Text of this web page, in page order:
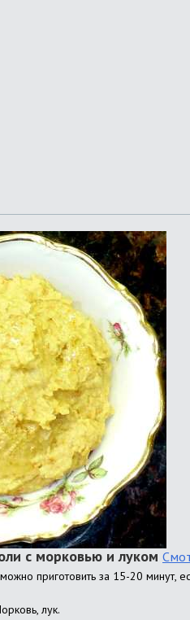
с морковью и луком
приготовить за 15-20 минут,
лук.